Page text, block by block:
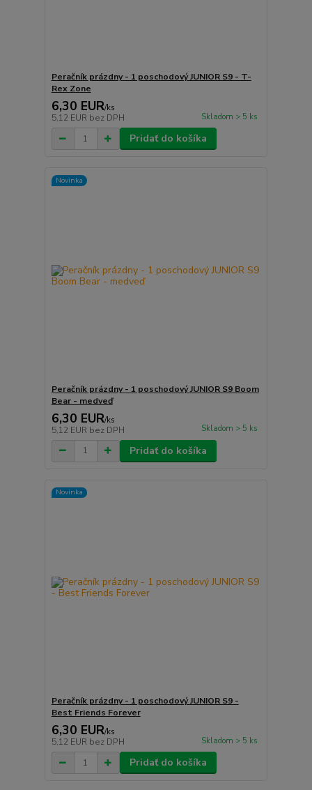
Peračník prázdny - 1 poschodový JUNIOR S9 - T-
Rex Zone
6,30 EUR/ks
5,12 EUR bez DPH Skladom > 5 ks
Pridať do košíka
Novinka
Peračník prázdny - 1 poschodový JUNIOR S9 Boom
Bear - medveď
6,30 EUR/ks
5,12 EUR bez DPH Skladom > 5 ks
Pridať do košíka
Novinka
Peračník prázdny - 1 poschodový JUNIOR S9 -
Best Friends Forever
6,30 EUR/ks
5,12 EUR bez DPH Skladom > 5 ks
Pridať do košíka